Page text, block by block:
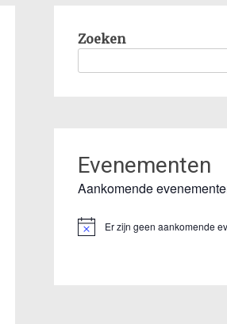
Zoeken
Evenementen
Aankomende
Er zijn geen aankomende